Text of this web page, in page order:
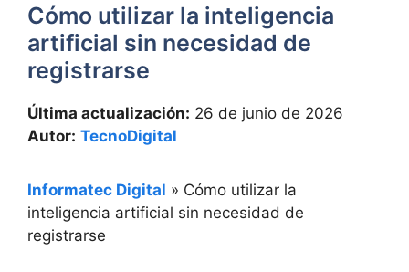
Cómo utilizar la inteligencia
artificial sin necesidad de
registrarse
Última actualización: 26 de junio de 2026
Autor: TecnoDigital
Informatec Digital » Cómo utilizar la
inteligencia artificial sin necesidad de
registrarse